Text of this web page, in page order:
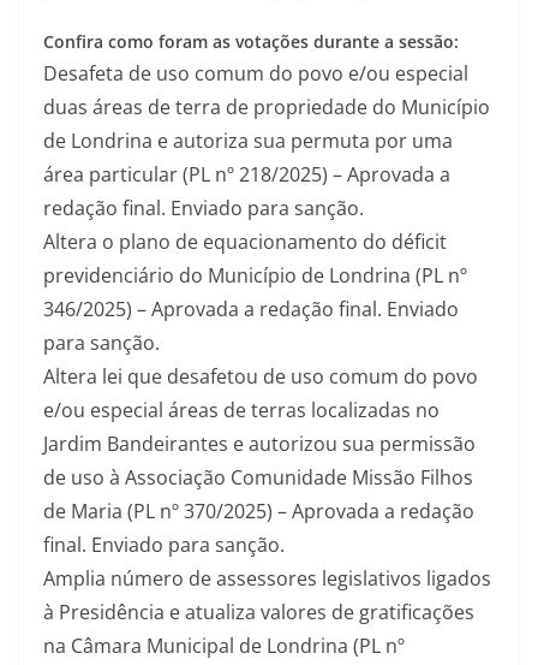
Confira como foram as votações durante a sessão:
Desafeta de uso comum do povo e/ou especial
duas áreas de terra de propriedade do Município
de Londrina e autoriza sua permuta por uma
área particular (PL nº 218/2025) – Aprovada a
redação final. Enviado para sanção.
Altera o plano de equacionamento do déficit
previdenciário do Município de Londrina (PL nº
346/2025) – Aprovada a redação final. Enviado
para sanção.
Altera lei que desafetou de uso comum do povo
e/ou especial áreas de terras localizadas no
Jardim Bandeirantes e autorizou sua permissão
de uso à Associação Comunidade Missão Filhos
de Maria (PL nº 370/2025) – Aprovada a redação
final. Enviado para sanção.
Amplia número de assessores legislativos ligados
à Presidência e atualiza valores de gratificações
na Câmara Municipal de Londrina (PL nº